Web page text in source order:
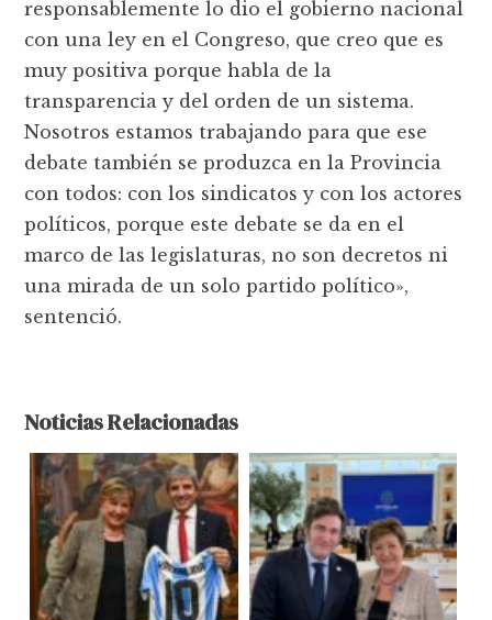
responsablemente lo dio el gobierno nacional
con una ley en el Congreso, que creo que es
muy positiva porque habla de la
transparencia y del orden de un sistema.
Nosotros estamos trabajando para que ese
debate también se produzca en la Provincia
con todos: con los sindicatos y con los actores
políticos, porque este debate se da en el
marco de las legislaturas, no son decretos ni
una mirada de un solo partido político»,
sentenció.
Noticias Relacionadas